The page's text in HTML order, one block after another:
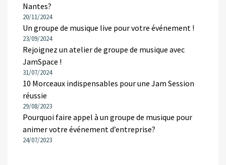
Nantes?
20/11/2024
Un groupe de musique live pour votre événement !
23/09/2024
Rejoignez un atelier de groupe de musique avec
JamSpace !
31/07/2024
10 Morceaux indispensables pour une Jam Session
réussie
29/08/2023
Pourquoi faire appel à un groupe de musique pour
animer votre événement d’entreprise?
24/07/2023